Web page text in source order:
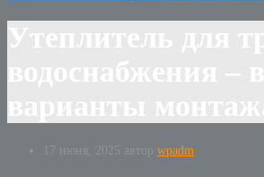
17 июня, 2025 автор wpadm